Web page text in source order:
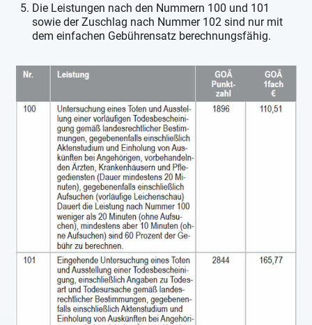
Die Leistungen nach den Nummern 100 und 101
sowie der Zuschlag nach Nummer 102 sind nur mit
dem einfachen Gebührensatz berechnungsfähig.